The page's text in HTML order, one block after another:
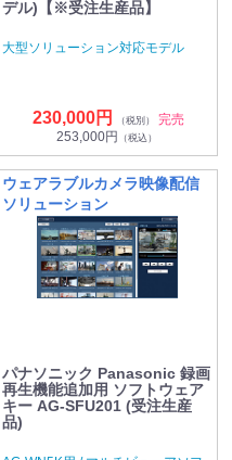
デル)【※受注生産品】
大型ソリューション対応モデル
230,000円 （税別）
完売
253,000円 （税込）
ウェアラブルカメラ映像配信
ソリューション
パナソニック Panasonic 録画
再生機能追加用 ソフトウェア
キー AG-SFU201 (受注生産
品)